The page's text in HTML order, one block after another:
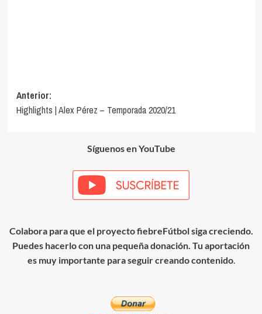
Navegación
de
Anterior:
Highlights | Alex Pérez – Temporada 2020/21
Síguenos en YouTube
Colabora para que el proyecto fiebreFútbol siga creciendo.
Puedes hacerlo con una pequeña donación. Tu aportación
es muy importante para seguir creando contenido.